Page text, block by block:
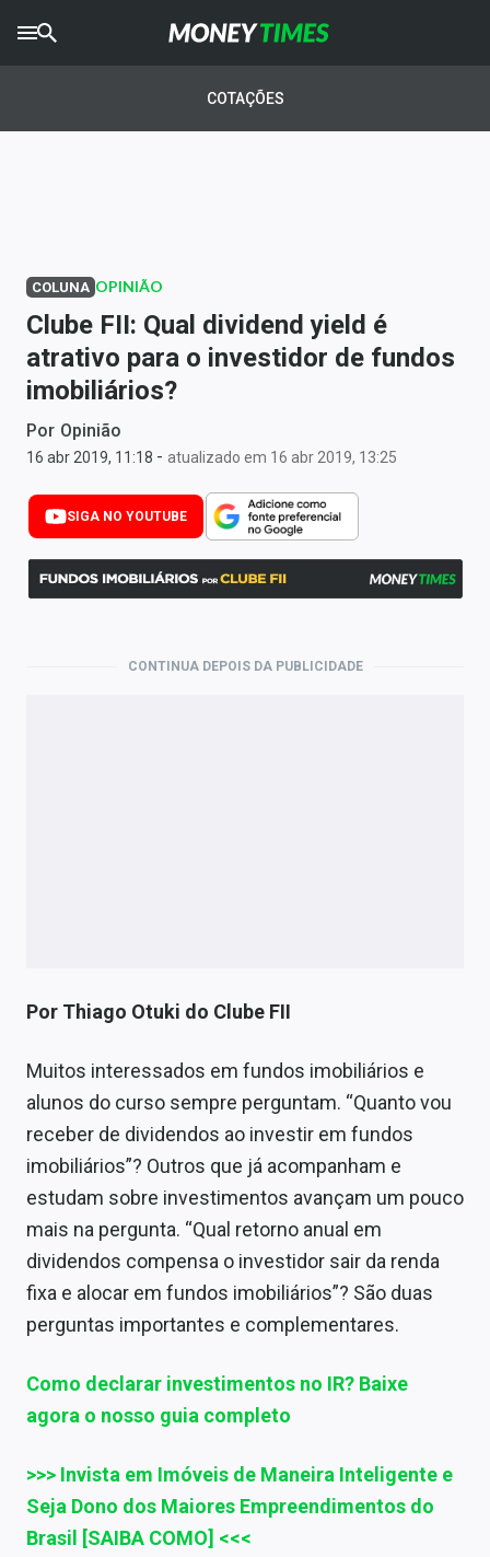
AGROTIMES
Newsletters
Money Trader
Anuncie
Últimas Notícias
Newsletters
Comprar ou vender?
Brasil
Política
Colunas
Especiais
Marketing
Tecnologia
Sobre
Expediente
COTAÇÕES
COLUNA OPINIÃO
Clube FII: Qual dividend yield é
atrativo para o investidor de fundos
imobiliários?
Por Opinião
16 abr 2019, 11:18 - atualizado em 16 abr 2019, 13:25
SIGA NO YOUTUBE
CONTINUA DEPOIS DA PUBLICIDADE
Por Thiago Otuki do Clube FII
Muitos interessados em fundos imobiliários e
alunos do curso sempre perguntam. “Quanto vou
receber de dividendos ao investir em fundos
imobiliários”? Outros que já acompanham e
estudam sobre investimentos avançam um pouco
mais na pergunta. “Qual retorno anual em
dividendos compensa o investidor sair da renda
fixa e alocar em fundos imobiliários”? São duas
perguntas importantes e complementares.
Como declarar investimentos no IR? Baixe
agora o nosso guia completo
>>> Invista em Imóveis de Maneira Inteligente e
Seja Dono dos Maiores Empreendimentos do
Brasil [SAIBA COMO] <<<